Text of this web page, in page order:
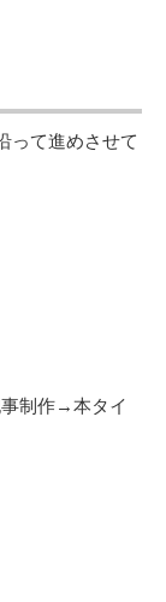
って進めさせて
制作→本タイ